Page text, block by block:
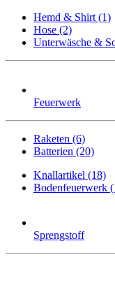
Hemd & Shirt (1)
Hose (2)
Unterwäsche &
Feuerwerk
Raketen (6)
Batterien (20)
Knallartikel (18)
Bodenfeuerwerk
Sprengstoff